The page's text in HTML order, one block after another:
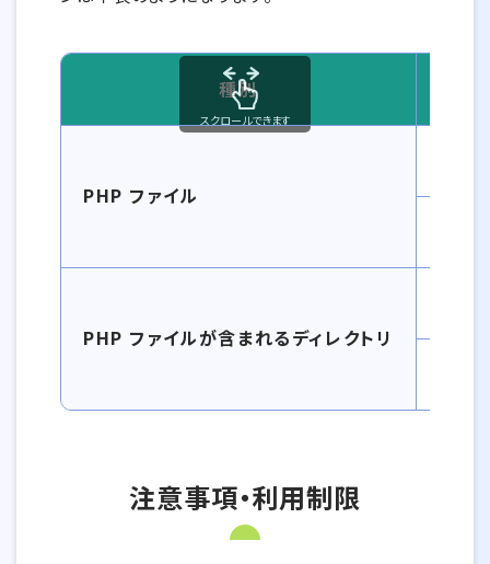
HP ファイル、ディレクトリのパーミッション情報一覧
種別
PHP ファイル
PHP ファイルが含まれるディレクトリ
スクロールできます
注意事項・利用制限